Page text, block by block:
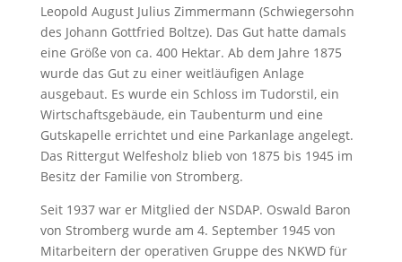
Leopold August Julius Zimmermann (Schwiegersohn
des Johann Gottfried Boltze). Das Gut hatte damals
eine Größe von ca. 400 Hektar. Ab dem Jahre 1875
wurde das Gut zu einer weitläufigen Anlage
ausgebaut. Es wurde ein Schloss im Tudorstil, ein
Wirtschaftsgebäude, ein Taubenturm und eine
Gutskapelle errichtet und eine Parkanlage angelegt.
Das Rittergut Welfesholz blieb von 1875 bis 1945 im
Besitz der Familie von Stromberg.
Seit 1937 war er Mitglied der NSDAP. Oswald Baron
von Stromberg wurde am 4. September 1945 von
Mitarbeitern der operativen Gruppe des NKWD für